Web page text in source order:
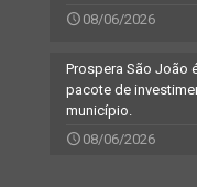
08/06/2026
Prospera São João
pacote de
município.
08/06/2026